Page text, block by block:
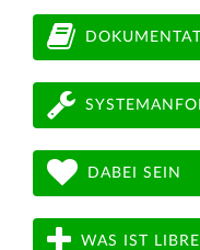
DABEI SEIN
WAS IST